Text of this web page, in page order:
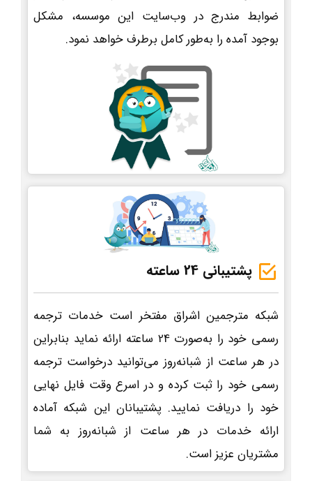
ضوابط مندرج در وب‌سایت این موسسه، مشکل
بوجود آمده را به‌طور کامل برطرف خواهد نمود.
پشتیبانی 24 ساعته
شبکه مترجمین اشراق مفتخر است خدمات ترجمه
رسمی خود را به‌صورت 24 ساعته ارائه نماید بنابراین
در هر ساعت از شبانه‌روز می‌توانید درخواست ترجمه
رسمی خود را ثبت کرده و در اسرع وقت فایل نهایی
خود را دریافت نمایید. پشتیبانان این شبکه آماده
ارائه خدمات در هر ساعت از شبانه‌روز به شما
مشتریان عزیز است.